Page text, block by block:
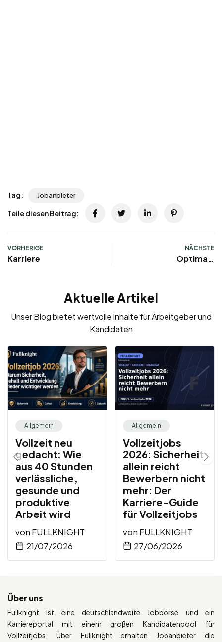
Tag: Jobanbieter
Teile diesen Beitrag:
VORHERIGE
Karriere
NÄCHSTE
Optimale
Aktuelle Artikel
Unser Blog bietet wertvolle Inhalte für Arbeitgeber und
Kandidaten
Allgemein
Vollzeit neu
gedacht: Wie
aus 40 Stunden
verlässliche,
gesunde und
produktive
Arbeit wird
von FULLKNIGHT
21/07/2026
Allgemein
Vollzeitjobs
2026: Sicherheit
allein reicht
Bewerbern nicht
mehr: Der
Karriere-Guide
für Vollzeitjobs
von FULLKNIGHT
27/06/2026
Über uns
Fullknight ist eine deutschlandweite Jobbörse und ein
Karriereportal mit einem großen Kandidatenpool für
Vollzeitjobs. Über Fullknight erhalten Jobanbieter die